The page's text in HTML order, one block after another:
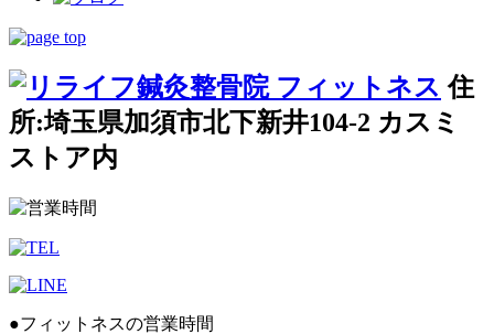
住
所:埼玉県加須市北下新井104-2 カスミ
ストア内
●フィットネスの営業時間